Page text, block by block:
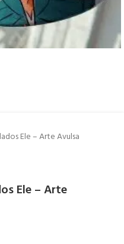
Ele – Arte Avulsa
Ele – Arte